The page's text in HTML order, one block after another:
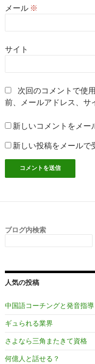
メール ※
サイト
次回のコメントで使
前、メールアドレス、サ
新しいコメントをメー
新しい投稿をメールで
ブログ内検索
人気の投稿
中国語コーチングと発音指導
ギュられる業界
さよなら三角またきて資格
何億人と話せる？